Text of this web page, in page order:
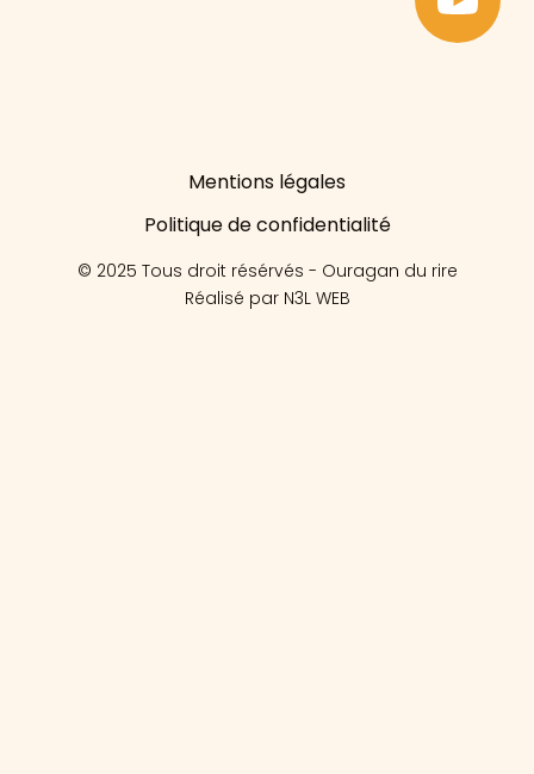
Mentions légales
Politique de confidentialité
© 2025 Tous droit résérvés - Ouragan du rire
Réalisé par N3L WEB